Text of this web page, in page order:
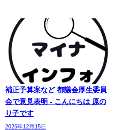
補正予算案など 都議会厚生委員
会で意見表明 - こんにちは 原の
り子です
2025年12月15日